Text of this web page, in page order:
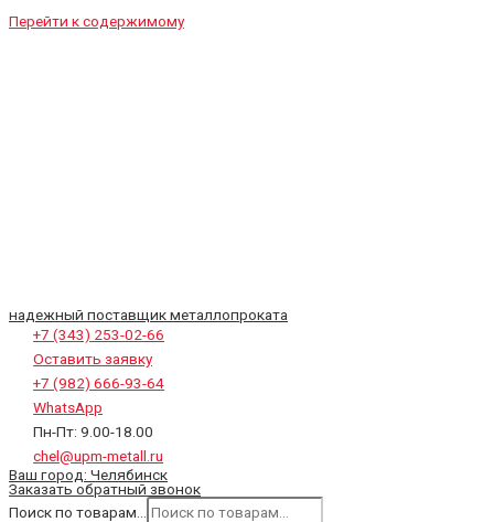
Перейти к содержимому
надежный поставщик металлопроката
+7 (343) 253-02-66
Оставить заявку
+7 (982) 666-93-64
WhatsApp
Пн-Пт: 9.00-18.00
chel@upm-metall.ru
Ваш город: Челябинск
Заказать обратный звонок
Поиск по товарам...